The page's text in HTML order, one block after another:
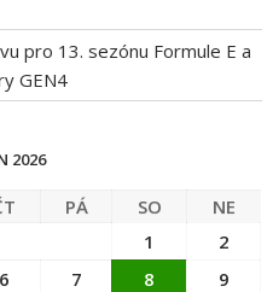
pro 13. sezónu Formule E a
GEN4
2026
PÁ SO
NE
1
2
6 7 8
9